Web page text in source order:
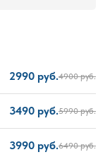
2990 руб.4900 руб.
3490 руб.5990 руб.
3990 руб.6490 руб.